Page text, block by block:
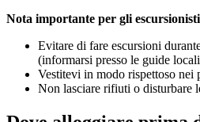
Nota importante per gli escursionisti
Evitare di fare escursioni
(informarsi presso le guide
Vestitevi in ​​modo rispettoso nei
Non lasciare rifiuti o disturbare